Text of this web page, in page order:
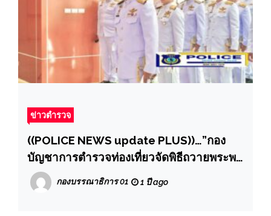
ข่าวตำรวจ
((POLICE NEWS update PLUS))…”กอง
บัญชาการตำรวจท่องเที่ยวจัดพิธีถวายพระพร
ชัยมงคลและลงนามถวายพระพร3 มิถุนายน
2568
กองบรรณาธิการ 01 1 ปี ago